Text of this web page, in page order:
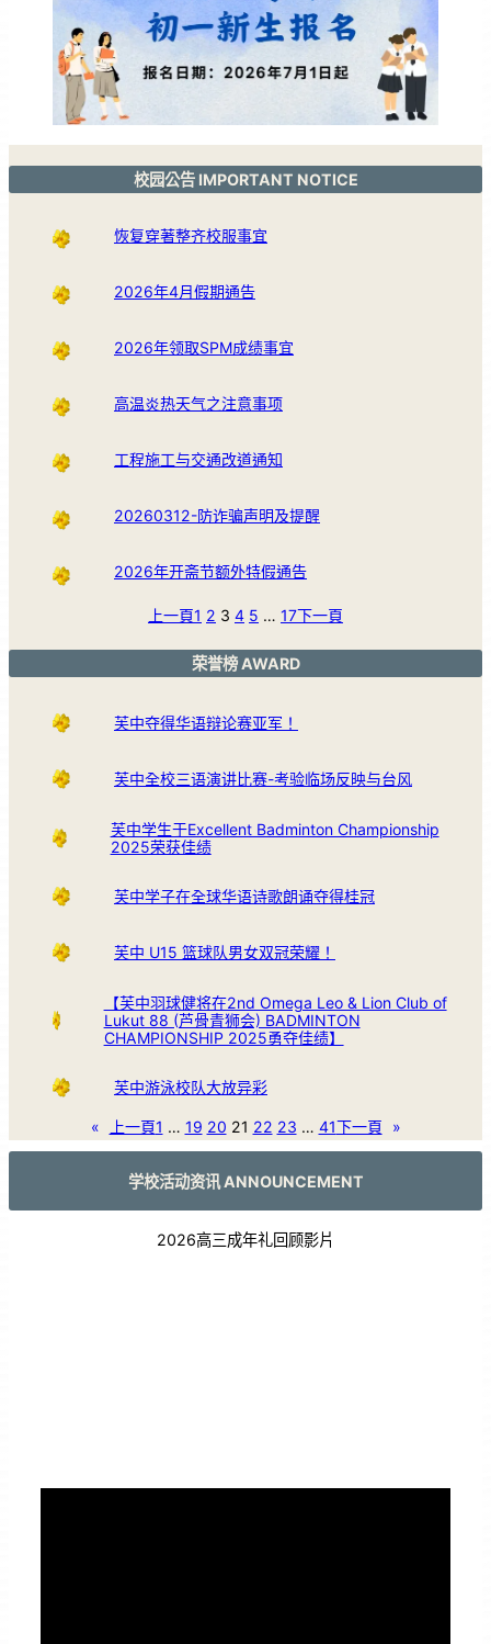
校园公告 IMPORTANT NOTICE
恢复穿著整齐校服事宜
2026年4月假期通告
2026年领取SPM成绩事宜
高温炎热天气之注意事项
工程施工与交通改道通知
20260312-防诈骗声明及提醒
2026年开斋节额外特假通告
上一頁1 2 3 4 5 … 17下一頁
荣誉榜 AWARD
芙中夺得华语辩论赛亚军！
芙中全校三语演讲比赛-考验临场反映与台风
芙中学生于Excellent Badminton Championship
2025荣获佳绩
芙中学子在全球华语诗歌朗诵夺得桂冠
芙中 U15 篮球队男女双冠荣耀！
【芙中羽球健将在2nd Omega Leo & Lion Club of
Lukut 88 (芦骨青狮会) BADMINTON
CHAMPIONSHIP 2025勇夺佳绩】
芙中游泳校队大放异彩
« 上一頁1 … 19 20 21 22 23 … 41下一頁 »
学校活动资讯 ANNOUNCEMENT
2026高三成年礼回顾影片